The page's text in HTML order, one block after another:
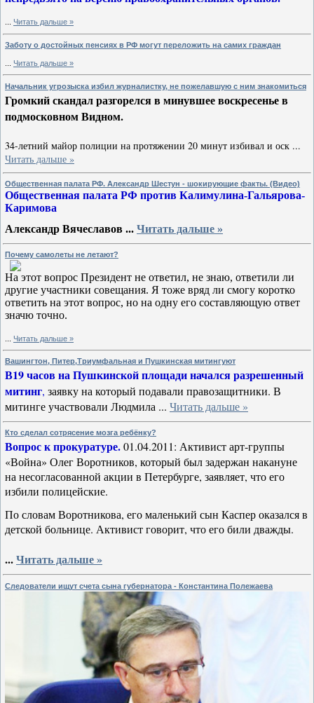
Читать дальше »
Заботу о достойных пенсиях в РФ могут переложить на самих граждан
Читать дальше »
Начальник угрозыска избил журналистку, не пожелавшую с ним знакомиться
Громкий скандал разгорелся в минувшее воскресенье в
подмосковном Видном.
34-летний майор полиции на протяжении 20 минут избивал и оск ...
Читать дальше »
Общественная палата РФ. Александр Шестун - шокирующие факты. (Видео)
Общественная палата РФ против Калимулина-Гальярова-
Каримова
Александр Вячеславов ... Читать дальше »
Почему самолеты не летают?
На этот вопрос Президент не ответил, не знаю, ответили ли
другие участники совещания. Я тоже вряд ли смогу коротко
ответить на этот вопрос, но на одну его составляющую ответ
значю точно.
Читать дальше »
Вашингтон, Питер,Триумфальная и Пушкинская митингуют
В19 часов на Пушкинской площади начался разрешенный
митинг, заявку на который подавали правозащитники. В
митинге участвовали Людмила ... Читать дальше »
Кто сделал сотрясение мозга ребёнку?
Вопрос к прокуратуре.01.04.2011: Активист арт-группы
«Война» Олег Воротников, который был задержан накануне
на несогласованной акции в Петербурге, заявляет, что его
избили полицейские.
По словам Воротникова, его маленький сын Каспер оказался в
детской больнице. Активист говорит, что его били дважды.
...Читать дальше »
Следователи ищут счета сына губернатора - Константина Полежаева